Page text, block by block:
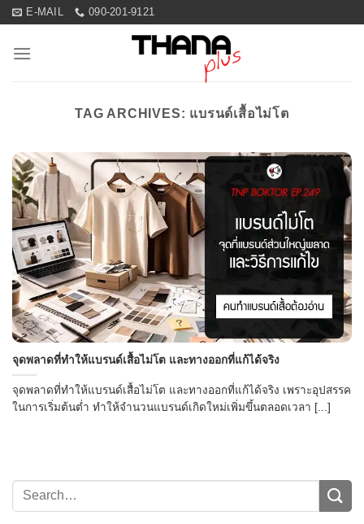
Skip
content
E-MAIL 090-201-9121
TAG ARCHIVES: แบรนด์เสื้อไม่โต
จุดพลาดที่ทำให้แบรนด์เสื้อไม่โต และทางออกที่แก้ได้จริง
จุดพลาดที่ทำให้แบรนด์เสื้อไม่โต และทางออกที่แก้ได้จริง เพราะอุปสรรค
ในการเริ่มต้นต่ำ ทำให้จำนวนแบรนด์เกิดใหม่เพิ่มขึ้นตลอดเวลา [...]